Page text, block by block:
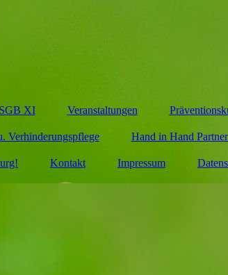
XI Veranstaltungen
Verhinderungspflege Hand in Hand
Kontakt Impressum